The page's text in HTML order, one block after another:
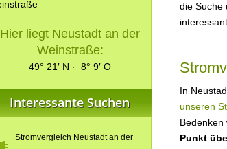
die Suche
In
unseren
Bedenken
Punkt
Hier liegt Neustadt an der
Weinstraße:
49° 21′ N · 8° 9′ O
Interessante Suchen
Stromvergleich Neustadt an der